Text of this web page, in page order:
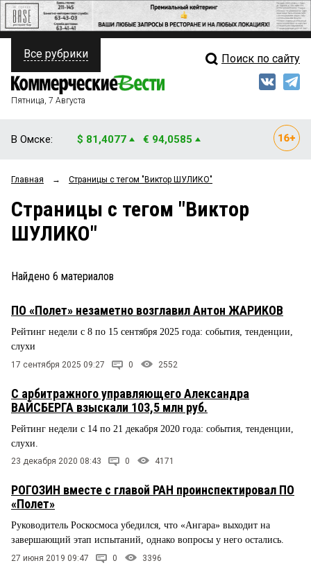
ПОЛИТИКА
ФИНАНСЫ
ОБЩЕСТВО
ЗАКОН
ПРОИСШЕСТВИЯ
СТИЛЬ ЖИЗНИ
Свежий выпуск
Мнения
Рейтинги
Все рубрики Поиск по сайту
Пятница, 7 Августа
В Омске: $ 81,4077 € 94,0585
Главная → Страницы c тегом "Виктор ШУЛИКО"
Страницы c тегом "Виктор
ШУЛИКО"
Найдено 6 материалов
ПО «Полет» незаметно возглавил Антон ЖАРИКОВ
Рейтинг недели с 8 по 15 сентября 2025 года: события, тенденции,
слухи
17 сентября 2025 09:27 0 2552
С арбитражного управляющего Александра
ВАЙСБЕРГА взыскали 103,5 млн руб.
Рейтинг недели с 14 по 21 декабря 2020 года: события, тенденции,
слухи.
23 декабря 2020 08:43 0 4171
РОГОЗИН вместе с главой РАН проинспектировал ПО
«Полет»
Руководитель Роскосмоса убедился, что «Ангара» выходит на
завершающий этап испытаний, однако вопросы у него остались.
27 июня 2019 09:47 0 3396